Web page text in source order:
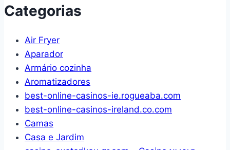
Categorias
Air Fryer
Aparador
Armário cozinha
Aromatizadores
best-online-casinos-ie.rogueaba.com
best-online-casinos-ireland.co.com
Camas
Casa e Jardim